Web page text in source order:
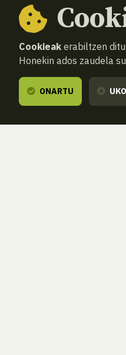
Cookieak erabiltzen
Honekin ados zaudela
ONARTU